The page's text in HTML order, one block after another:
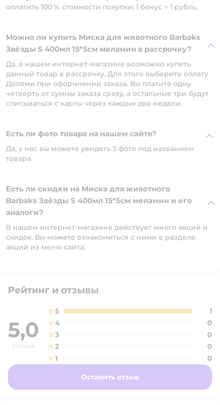
оплатить 100 % стоимости покупки: 1 бонус = 1 рубль.
Можно ли купить Миска для животного Barbaks
Звёзды S 400мл 15*5см меламин в рассрочку?
Да, в нашем интернет-магазине возможно купить
данный товар в рассрочку. Для этого выберите оплату
Долями при оформлении заказа. Вы платите одну
четверть от суммы заказа сразу, а остальные три будут
списываться с карты через каждые две недели.
Есть ли фото товара на нашем сайте?
Да, у нас вы можете увидеть 3 фото под названием
товара.
Есть ли скидки на Миска для животного
Barbaks Звёзды S 400мл 15*5см меламин и его
аналоги?
В нашем интернет-магазине действует много акций и
скидок. Вы можете ознакомиться с ними в разделе
акций из меню сайта.
Рейтинг и отзывы
5,0
1 отзыв
5
1
4
0
3
0
2
0
1
0
Оставить отзыв